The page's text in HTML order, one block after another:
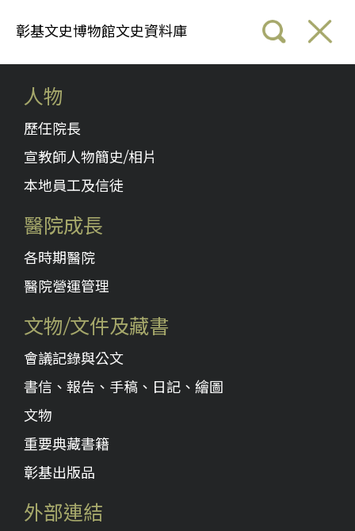
彰基文史博物館文史資料庫
人物
歷任院長
宣教師人物簡史/相片
本地員工及信徒
醫院成長
各時期醫院
醫院營運管理
文物/文件及藏書
會議記錄與公文
書信、報告、手稿、日記、繪圖
文物
重要典藏書籍
彰基出版品
外部連結